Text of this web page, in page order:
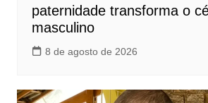
paternidade transforma o
masculino
8 de agosto de 2026